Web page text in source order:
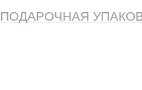
ПОДАРОЧНАЯ